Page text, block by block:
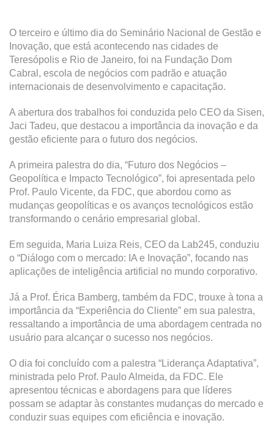
O terceiro e último dia do Seminário Nacional de Gestão e
Inovação, que está acontecendo nas cidades de
Teresópolis e Rio de Janeiro, foi na Fundação Dom
Cabral, escola de negócios com padrão e atuação
internacionais de desenvolvimento e capacitação.
A abertura dos trabalhos foi conduzida pelo CEO da Sisen,
Jaci Tadeu, que destacou a importância da inovação e da
gestão eficiente para o futuro dos negócios.
A primeira palestra do dia, “Futuro dos Negócios –
Geopolítica e Impacto Tecnológico”, foi apresentada pelo
Prof. Paulo Vicente, da FDC, que abordou como as
mudanças geopolíticas e os avanços tecnológicos estão
transformando o cenário empresarial global.
Em seguida, Maria Luiza Reis, CEO da Lab245, conduziu
o “Diálogo com o mercado: IA e Inovação”, focando nas
aplicações de inteligência artificial no mundo corporativo.
Já a Prof. Érica Bamberg, também da FDC, trouxe à tona a
importância da “Experiência do Cliente” em sua palestra,
ressaltando a importância de uma abordagem centrada no
usuário para alcançar o sucesso nos negócios.
O dia foi concluído com a palestra “Liderança Adaptativa”,
ministrada pelo Prof. Paulo Almeida, da FDC. Ele
apresentou técnicas e abordagens para que líderes
possam se adaptar às constantes mudanças do mercado e
conduzir suas equipes com eficiência e inovação.